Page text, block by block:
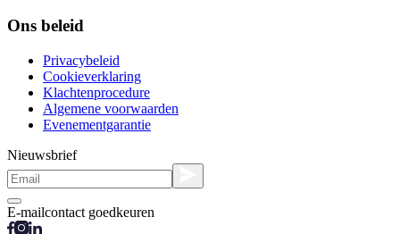
Ons beleid
Privacybeleid
Cookieverklaring
Klachtenprocedure
Algemene voorwaarden
Evenementgarantie
Nieuwsbrief
E-mailcontact goedkeuren